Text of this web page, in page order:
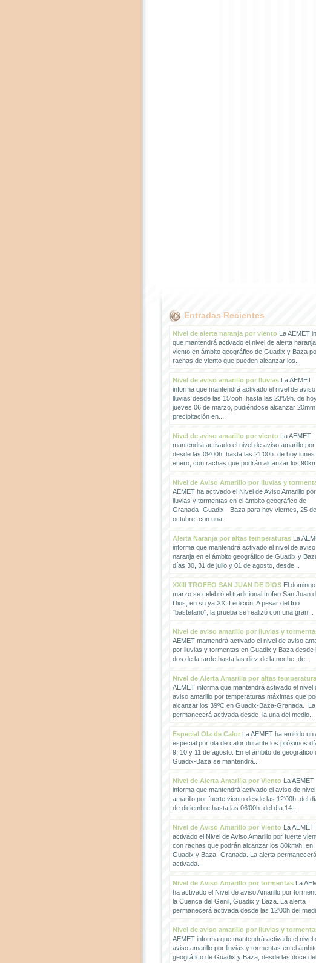
Entradas Recientes
Nivel de alerta naranja por vientoLa AEMET
que mantendrá activado el nivel de alerta
viento en ámbito geográfico de Guadix y Baza
rachas de viento que pueden alcanzar los...
Nivel de aviso amarillo por lluviasLa AEMET
informa que mantendrá activado el nivel de
lluvias desde las 15'ooh. hasta las 23'59h. de
jueves 06 de marzo, pudiéndose alcanzar
precipitación en...
Nivel de aviso amarillo por vientoLa AEMET
mantendrá activado el nivel de aviso amarillo por
desde las 09'00h. hasta las 21'00h. de hoy lunes
enero, con rachas que podrán alcanzar los
Nivel de Aviso Amarillo por lluvias y
AEMET ha activado el Nivel de Aviso Amarillo por
lluvias y tormentas en el ámbito geográfico de
Granada- Guadix - Baza para hoy viernes, 25 de
octubre, con una...
Alerta Naranja por altas temperaturasLa
informa que mantendrá activado el nivel de aviso
naranja en el ámbito geográfico de Guadix y
días 30, 31 de julio y 01 de agosto, desde...
XXIII TROFEO SAN JUAN DE DIOSEl domingo
marzo se celebró el tradicional trofeo San Juan
Dios, en su ya XXIII edición. A pesar del frio
"bastetano", la prueba se realizó con una gran...
Nivel de aviso amarillo por lluvias y
AEMET mantendrá activado el nivel de aviso
por lluvias y tormentas en Guadix y Baza desde
dos de la tarde hasta las diez de la noche de...
Nivel de Alerta Amarilla por altas
AEMET informa que mantendrá activado el nivel
aviso amarillo por temperaturas máximas que
alcanzar los 39ºC en Guadix-Baza-Granada.
permanecerá activada desde la una del medio...
Especial Ola de CalorLa AEMET ha emitido un
especial por ola de calor durante los próximos
9, 10 y 11 de agosto. En el ámbito de geográfico
Guadix-Baza se mantendrá...
Nivel de Alerta Amarilla por VientoLa AEMET
informa que mantendrá activado el aviso de nivel
amarillo por fuerte viento desde las 12'00h. del
de diciembre hasta las 06'00h. del día 14....
Nivel de Aviso Amarillo por VientoLa AEMET
activado el Nivel de Aviso Amarillo por fuerte
con rachas que podrán alcanzar los 80km/h. en
Guadix y Baza- Granada. La alerta permanecerá
activada...
Nivel de Aviso Amarillo por tormentasLa
ha activado el Nivel de aviso Amarillo por
la Cuenca del Genil, Guadix y Baza. La alerta
permanecerá activada desde las 12'00h del
Nivel de aviso amarillo por lluvias y
AEMET informa que mantendrá activado el nivel
aviso amarillo por lluvias y tormentas en el
geográfico de Guadix y Baza, desde las doce del